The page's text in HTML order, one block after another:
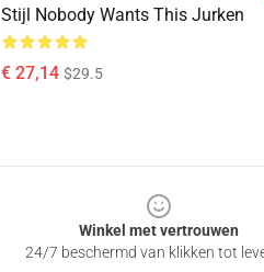
Stijl Nobody Wants This Jurken
€ 27,14 $29.5
Winkel met vertrouwen
24/7 beschermd van klikken tot